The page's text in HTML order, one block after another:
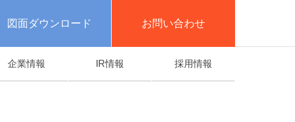
図面ダウンロード お問い合わせ
企業情報 IR情報 採用情報